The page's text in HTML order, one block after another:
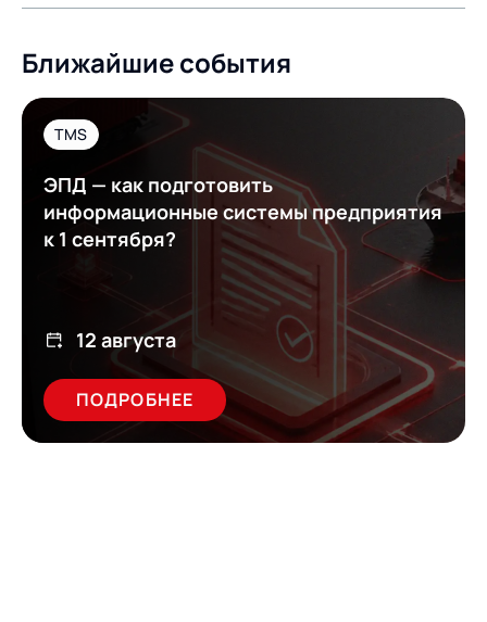
Ближайшие события
TMS
ЭПД — как подготовить
информационные системы предприятия
к 1 сентября?
12 августа
ПОДРОБНЕЕ